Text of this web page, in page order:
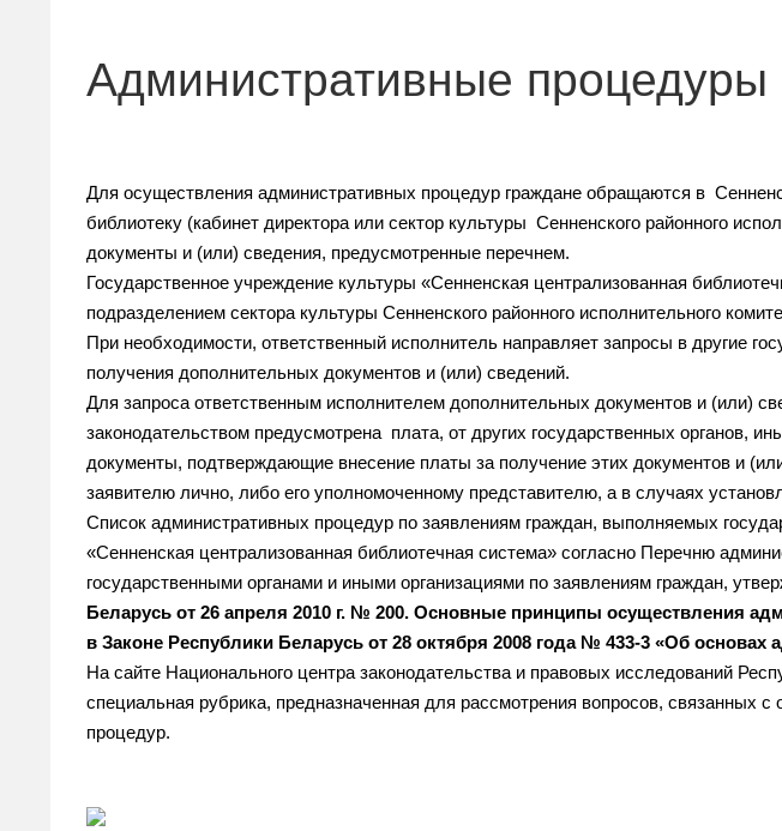
Административные процедуры
Для осуществления административных процедур граждане обращаются в
библиотеку (кабинет директора или сектор культуры Сенненского районного
документы и (или) сведения, предусмотренные перечнем.
Государственное учреждение культуры «Сенненская централизованная
подразделением сектора культуры Сенненского районного исполнительного
При необходимости, ответственный исполнитель направляет запросы в другие
получения дополнительных документов и (или) сведений.
Для запроса ответственным исполнителем дополнительных документов и (или)
законодательством предусмотрена плата, от других государственных органов,
документы, подтверждающие внесение платы за получение этих документов и
заявителю лично, либо его уполномоченному представителю, а в случаях
Список административных процедур по заявлениям граждан, выполняемых
«Сенненская централизованная библиотечная система» согласно Перечню
государственными органами и иными организациями по заявлениям граждан,
Беларусь от 26 апреля 2010 г. № 200. Основные принципы осуществления
в Законе Республики Беларусь от 28 октября 2008 года № 433-3 «Об основах
На сайте Национального центра законодательства и правовых исследований
специальная рубрика, предназначенная для рассмотрения вопросов, связанных
процедур.